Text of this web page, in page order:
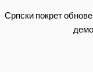
Српски покрет